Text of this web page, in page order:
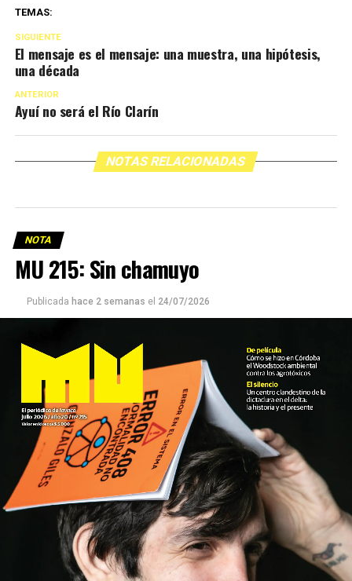
TEMAS:
SIGUIENTE
El mensaje es el mensaje: una muestra, una hipótesis,
una década
ANTERIOR
Ayuí no será el Río Clarín
NOTAS RELACIONADAS
NOTA
MU 215: Sin chamuyo
Publicada hace 2 semanas el 24/07/2026